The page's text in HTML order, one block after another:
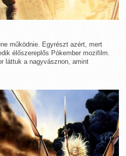
működnie. Egyrészt azért, mert
élőszereplős Pókember mozifilm.
láttuk a nagyvásznon, amint